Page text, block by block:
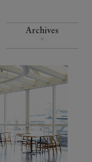
Archives
▼